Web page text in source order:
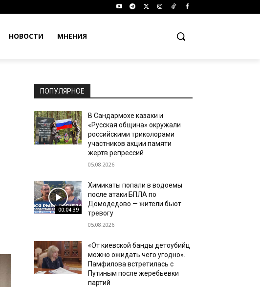
НОВОСТИ МНЕНИЯ
ПОПУЛЯРНОЕ
В Сандармохе казаки и
«Русская община» окружали
российскими триколорами
участников акции памяти
жертв репрессий
05.08.2026
00:04:39
Химикаты попали в водоемы
после атаки БПЛА по
Домодедово — жители бьют
тревогу
05.08.2026
«От киевской банды детоубийц
можно ожидать чего угодно».
Памфилова встретилась с
Путиным после жеребьевки
партий